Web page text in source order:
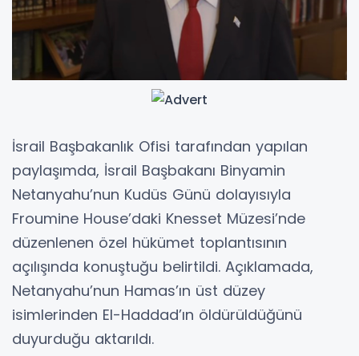
İsrail Başbakanlık Ofisi tarafından yapılan
paylaşımda, İsrail Başbakanı Binyamin
Netanyahu’nun Kudüs Günü dolayısıyla
Froumine House’daki Knesset Müzesi’nde
düzenlenen özel hükümet toplantısının
açılışında konuştuğu belirtildi. Açıklamada,
Netanyahu’nun Hamas’ın üst düzey
isimlerinden El-Haddad’ın öldürüldüğünü
duyurduğu aktarıldı.